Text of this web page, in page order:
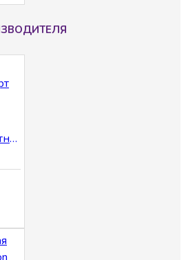
Desfire бесконтактная смарт карта Hikvision DS-K7M106-D0E